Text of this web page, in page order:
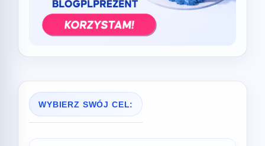
WYBIERZ SWÓJ CEL: